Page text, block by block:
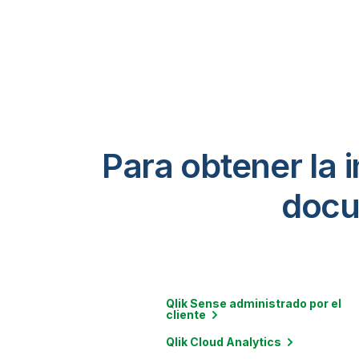
suministroPara obtener la
Qlik Sense administrado por el
cliente
Qlik Cloud Analytics